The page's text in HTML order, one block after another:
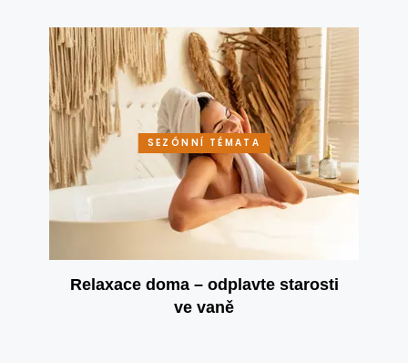
SEZÓNNÍ TÉMATA
Relaxace doma – odplavte starosti
ve vaně